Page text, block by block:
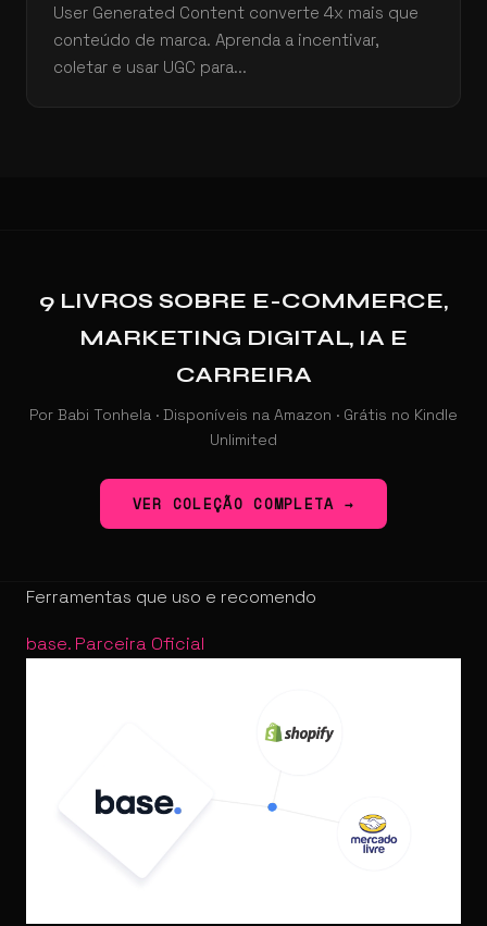
User Generated Content converte 4x mais que
conteúdo de marca. Aprenda a incentivar,
coletar e usar UGC para...
9 LIVROS SOBRE E-COMMERCE,
MARKETING DIGITAL, IA E
CARREIRA
Por Babi Tonhela · Disponíveis na Amazon · Grátis no Kindle
Unlimited
VER COLEÇÃO COMPLETA →
Ferramentas que uso e recomendo
base. Parceira Oficial